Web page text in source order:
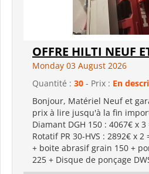
OFFRE HILTI NEUF
Monday 03 August 2026
Quantité : 30 - Prix : En
Bonjour, Matériel Neuf et
prix à lire jusqu'à la fin
Diamant DGH 150 : 4067€ x
Rotatif PR 30-HVS : 2892€ x 2
+ boite abrasif grain 150 +
225 + Disque de ponçage